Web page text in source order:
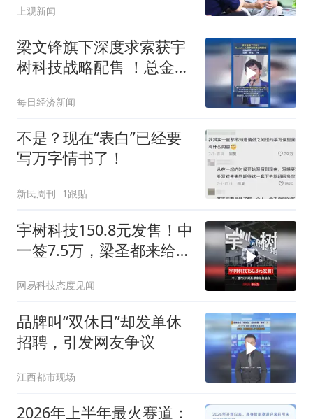
上观新闻
梁文锋旗下深度求索获宇
树科技战略配售 ！总金额
年
每日经济新闻
不是？现在“表白”已经要
写万字情书了！
新民周刊 1跟贴
宇树科技150.8元发售！中
一签7.5万，梁圣都来给他
网易科技态度见闻
品牌叫“双休日”却发单休
招聘，引发网友争议
江西都市现场
2026年上半年最火赛道：